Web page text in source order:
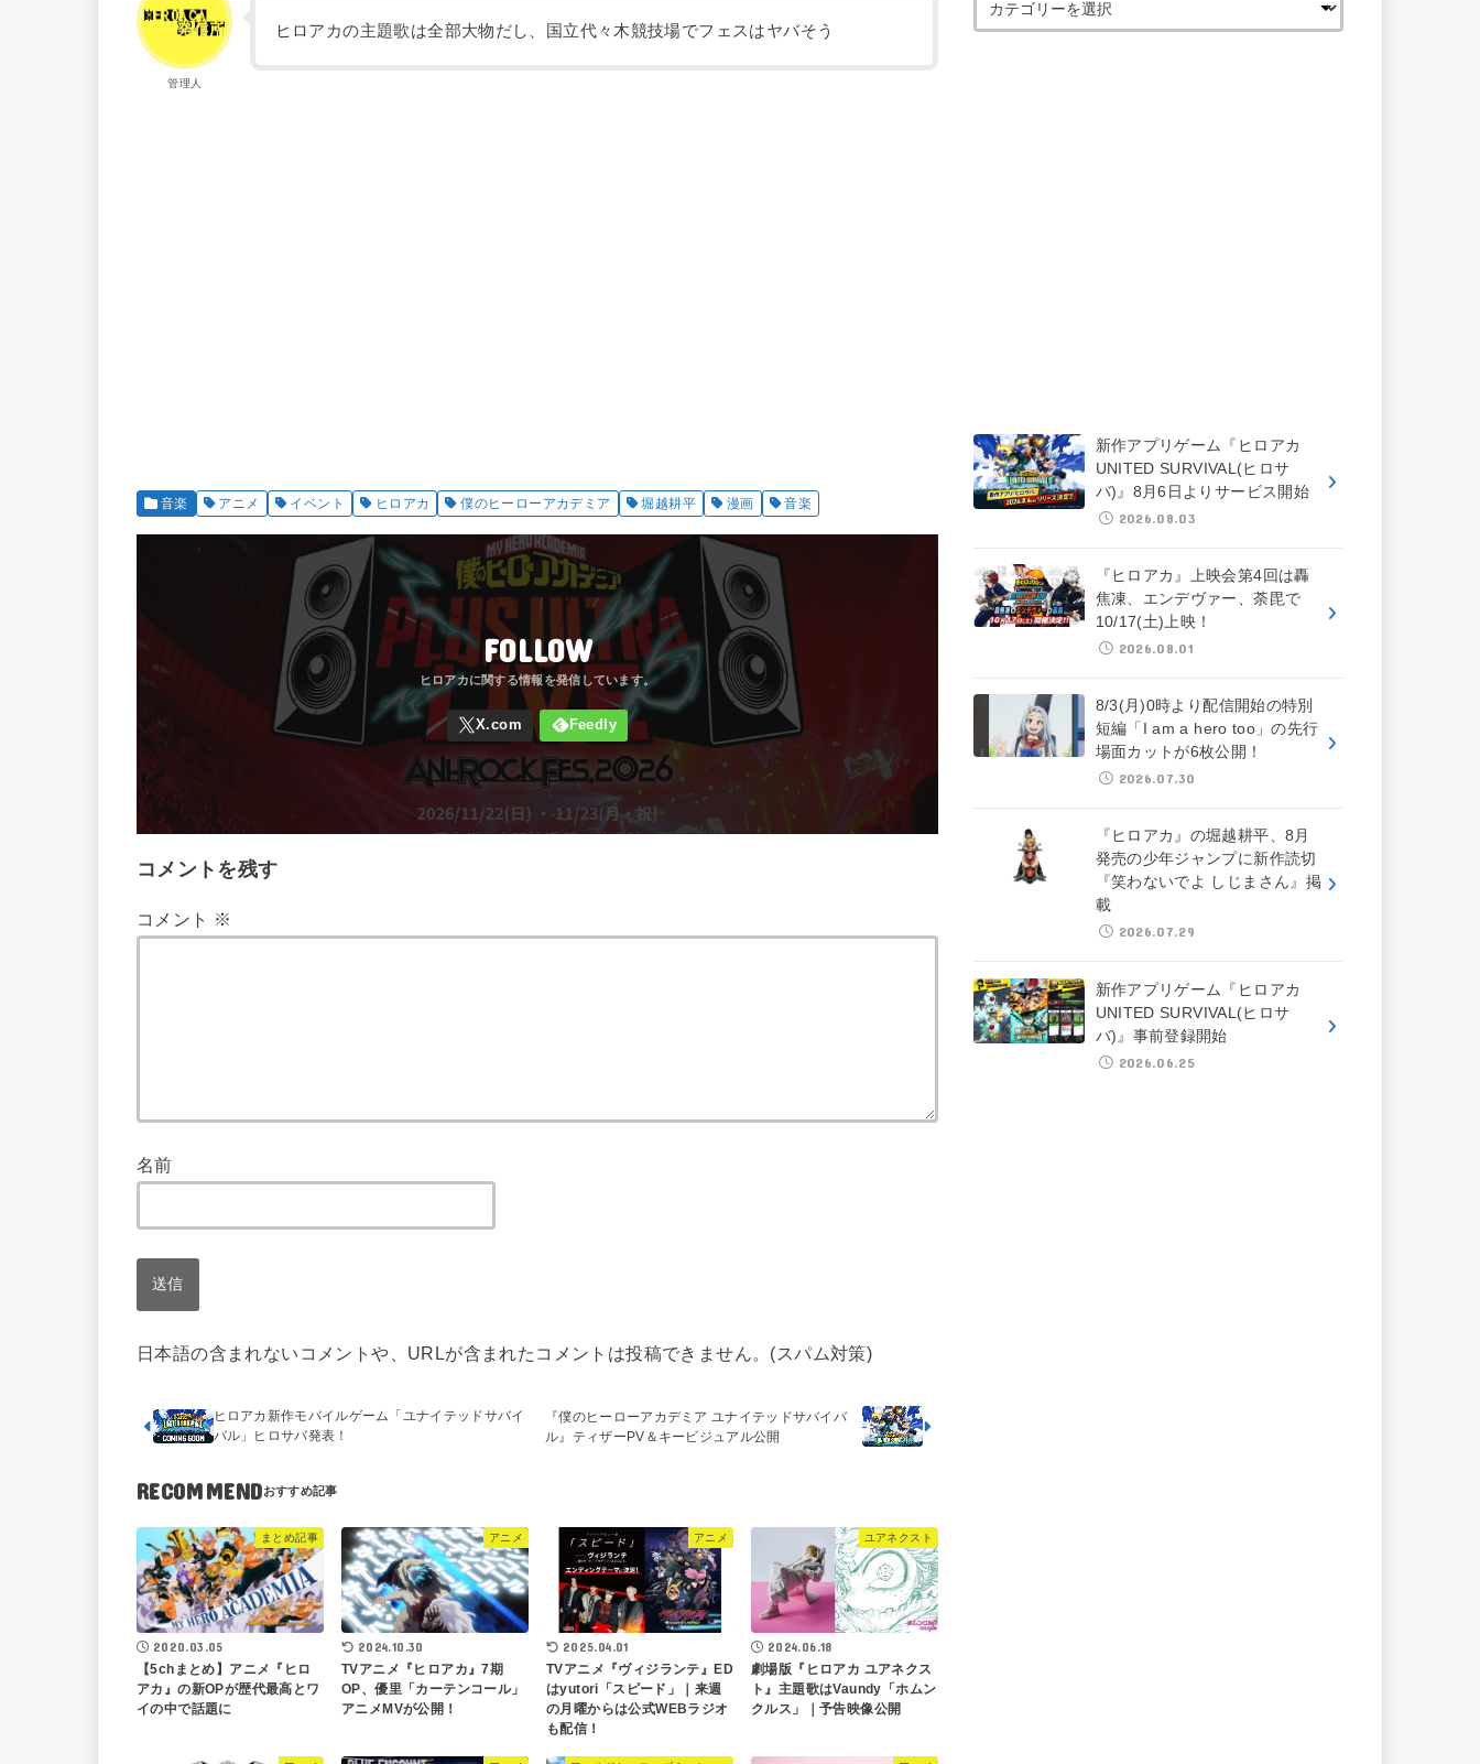
管理人
ヒロアカの主題歌は全部大物だし、国立代々木競技場でフェスはヤバそう
音楽 アニメ イベント ヒロアカ 僕のヒーローアカデミア 堀越耕平 漫画 音楽
FOLLOW
コメントを残す
コメント ※
名前
日本語の含まれないコメントや、URLが含まれたコメントは投稿できません。(スパム対策)
『僕のヒーローアカデミア ユナイテッドサバイバ
ル』ティザーPV＆キービジュアル公開
ヒロアカ新作モバイルゲーム「ユナイテッドサバイ
バル」ヒロサバ発表！
RECOMMEND
まとめ記事
2020.03.05
【5chまとめ】アニメ『ヒロ
アカ』の新OPが歴代最高とワ
イの中で話題に
アニメ
2024.10.30
TVアニメ『ヒロアカ』7期
OP、優里「カーテンコール」
アニメMVが公開！
アニメ
2025.04.01
TVアニメ『ヴィジランテ』ED
はyutori「スピード」｜来週
の月曜からは公式WEBラジオ
も配信！
ユアネクスト
2024.06.18
劇場版『ヒロアカ ユアネクス
ト』主題歌はVaundy「ホムン
クルス」｜予告映像公開
新作アプリゲーム『ヒロアカ
UNITED SURVIVAL(ヒロサ
バ)』8月6日よりサービス開始
2026.08.03
『ヒロアカ』上映会第4回は轟
焦凍、エンデヴァー、荼毘で
10/17(土)上映！
2026.08.01
8/3(月)0時より配信開始の特別
短編「I am a hero too」の先行
場面カットが6枚公開！
2026.07.30
『ヒロアカ』の堀越耕平、8月
発売の少年ジャンプに新作読切
『笑わないでよ しじまさん』掲
載
2026.07.29
新作アプリゲーム『ヒロアカ
UNITED SURVIVAL(ヒロサ
バ)』事前登録開始
2026.06.25